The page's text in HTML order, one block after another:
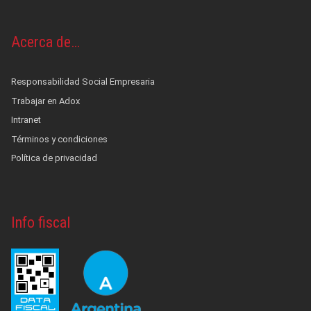
Acerca de…
Responsabilidad Social Empresaria
Trabajar en Adox
Intranet
Términos y condiciones
Política de privacidad
Info fiscal